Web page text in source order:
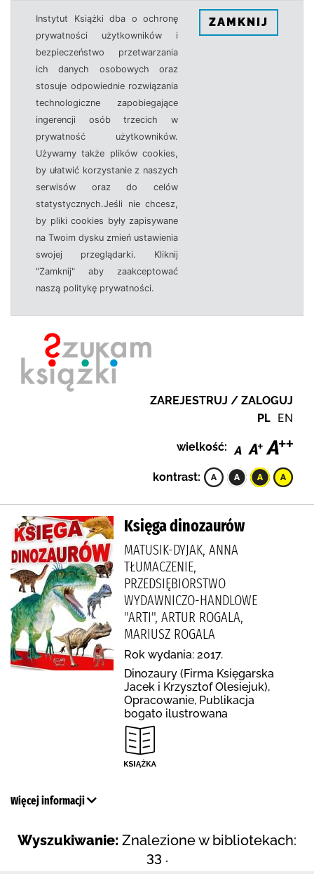
Instytut Książki dba o ochronę
prywatności użytkowników i
bezpieczeństwo przetwarzania
ich danych osobowych oraz
stosuje odpowiednie rozwiązania
technologiczne zapobiegające
ingerencji osób trzecich w
prywatność użytkowników.
Używamy także plików cookies,
by ułatwić korzystanie z naszych
serwisów oraz do celów
statystycznych.Jeśli nie chcesz,
by pliki cookies były zapisywane
na Twoim dysku zmień ustawienia
swojej przeglądarki. Kliknij
"Zamknij" aby zaakceptować
naszą politykę prywatności.
ZAMKNIJ
ZAREJESTRUJ / ZALOGUJ
PL EN
wielkość:
kontrast:
Księga dinozaurów
MATUSIK-DYJAK, ANNA
TŁUMACZENIE,
PRZEDSIĘBIORSTWO
WYDAWNICZO-HANDLOWE
"ARTI", ARTUR ROGALA,
MARIUSZ ROGALA
Rok wydania: 2017.
Dinozaury (Firma Księgarska
Jacek i Krzysztof Olesiejuk),
Opracowanie, Publikacja
bogato ilustrowana
Więcej informacji
Wyszukiwanie: Znalezione w bibliotekach:
33 .